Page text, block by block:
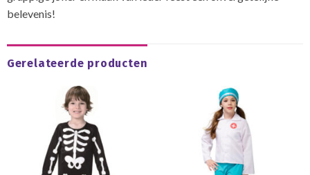
belevenis!
Gerelateerde producten